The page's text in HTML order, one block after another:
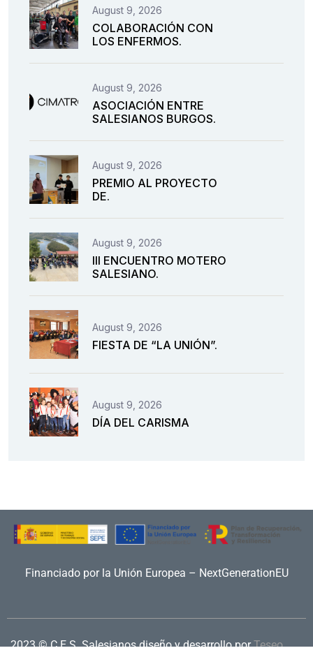
August 9, 2026
COLABORACIÓN CON
LOS ENFERMOS.
August 9, 2026
ASOCIACIÓN ENTRE
SALESIANOS BURGOS.
August 9, 2026
PREMIO AL PROYECTO
DE.
August 9, 2026
III ENCUENTRO MOTERO
SALESIANO.
August 9, 2026
FIESTA DE “LA UNIÓN”.
August 9, 2026
DÍA DEL CARISMA
Financiado por la Unión Europea – NextGenerationEU
2023 © C.E.S. Salesianosdiseño y desarrollo por Teseo